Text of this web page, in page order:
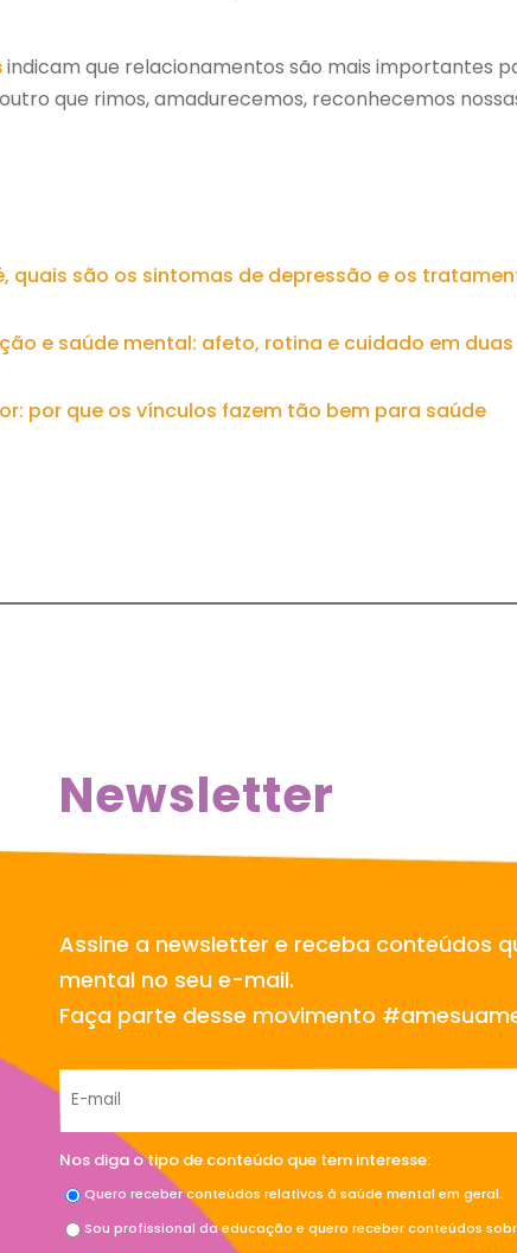
indicam que relacionamentos são mais importantes
que rimos, amadurecemos, reconhecemos
quais são os sintomas de depressão e os
e saúde mental: afeto, rotina e cuidado em duas
por que os vínculos fazem tão bem para saúde
Newsletter
Assine a newsletter e receba conteúdos
mental no seu e-mail.
Faça parte desse movimento
Nos diga o tipo de conteúdo que tem interesse:
Quero receber conteúdos relativos à saúde mental em geral.
Sou profissional da educação e quero receber conteúdos